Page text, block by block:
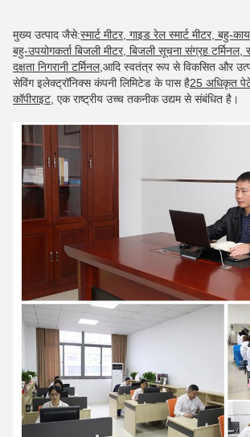
मुख्य उत्पाद जैसे:स्मार्ट मीटर, गाइड रेल स्मार्ट मीटर, बहु-
बहु-उपयोगकर्ता बिजली मीटर, बिजली सूचना संग्रह टर्मिनल,
दक्षता निगरानी टर्मिनल,आदि स्वतंत्र रूप से विकसित और
सेविंग इलेक्ट्रॉनिक्स कंपनी लिमिटेड के पास है25 अधिकृत
कॉपीराइट, एक राष्ट्रीय उच्च तकनीक उद्यम से संबंधित है।